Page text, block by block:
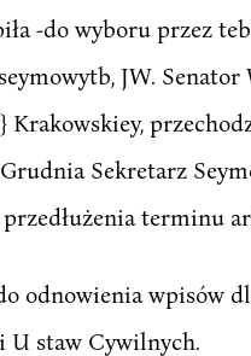
-do wyboru przez
JW.
Sekretarz
terminu
odnowienia wpisów
U staw Cywilnych.